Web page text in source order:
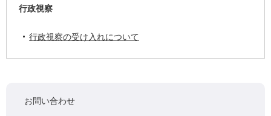
行政視察
行政視察の受け入れについて
お問い合わせ